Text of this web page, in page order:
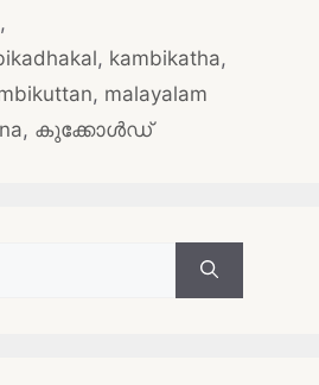
,
, kambikatha,
, malayalam
, കുക്കോൾഡ്